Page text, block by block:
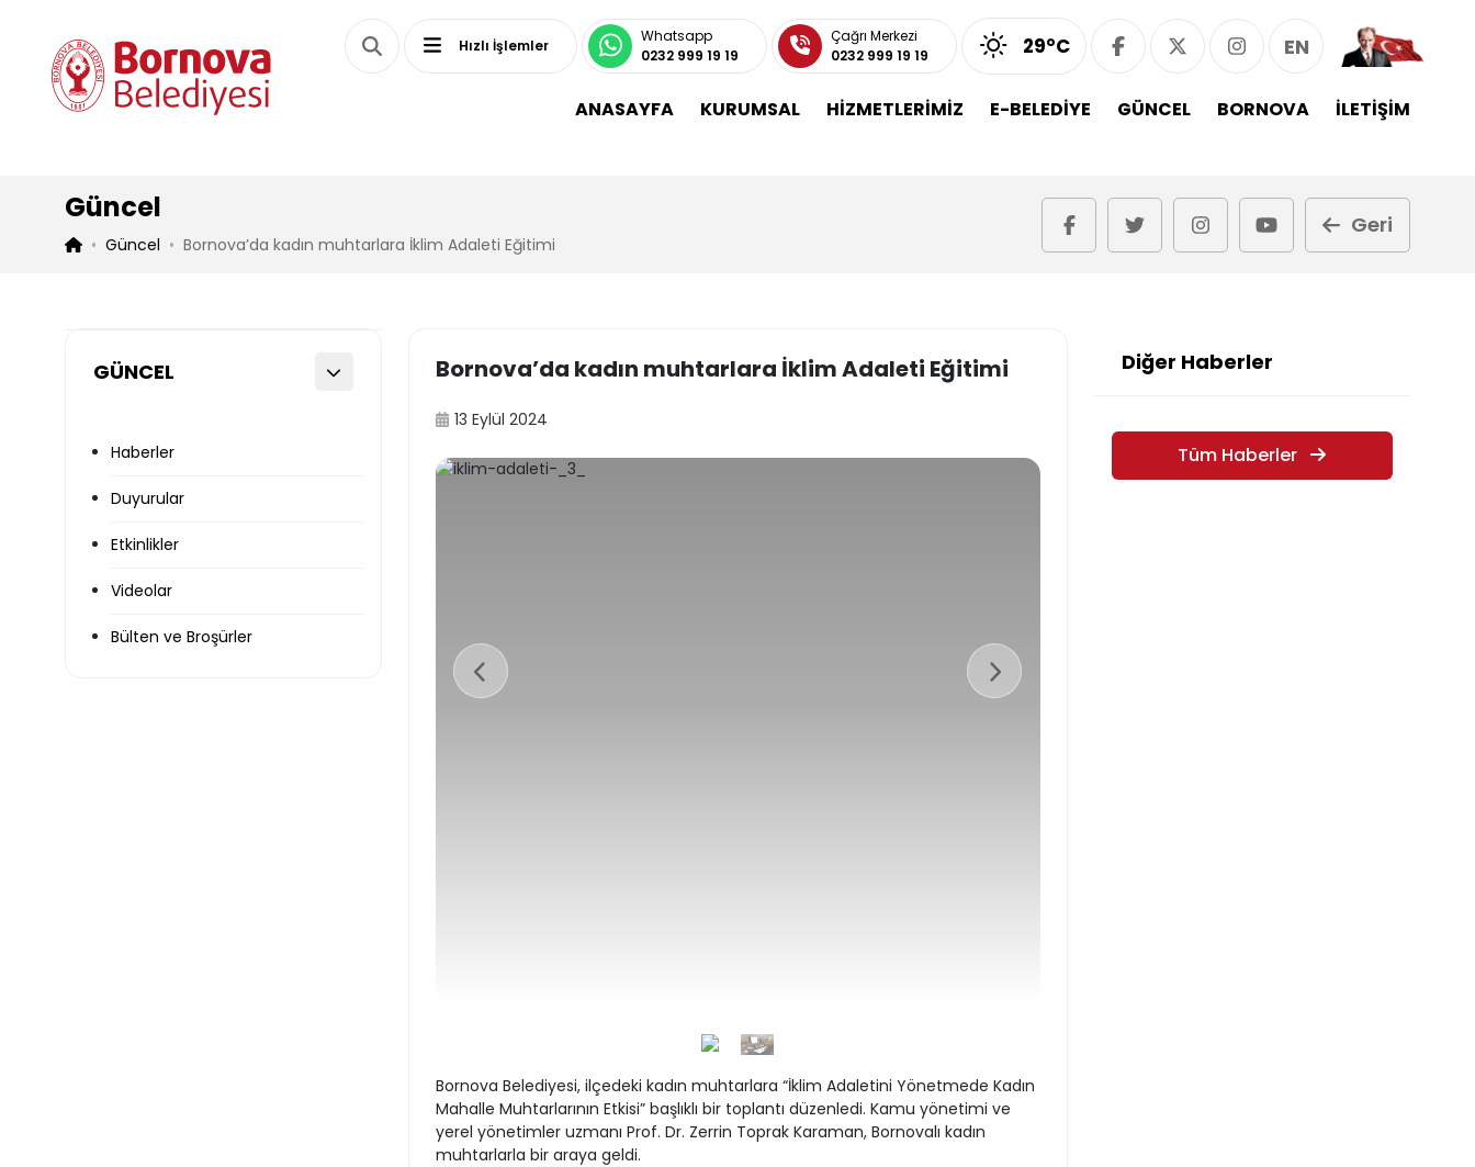
Hızlı İşlemler
Whatsapp
0232 999 19 19
Çağrı Merkezi
0232 999 19 19
29°C EN
ANASAYFA KURUMSAL HİZMETLERİMİZ E-BELEDİYE GÜNCEL BORNOVA İLETİŞİM
Güncel
Güncel Bornova’da kadın muhtarlara İklim Adaleti Eğitimi
Geri
GÜNCEL
Haberler
Duyurular
Etkinlikler
Videolar
Bülten ve Broşürler
Bornova’da kadın muhtarlara İklim Adaleti Eğitimi
13 Eylül 2024
Bornova Belediyesi, ilçedeki kadın muhtarlara “İklim Adaletini Yönetmede Kadın
Mahalle Muhtarlarının Etkisi” başlıklı bir toplantı düzenledi. Kamu yönetimi ve
yerel yönetimler uzmanı Prof. Dr. Zerrin Toprak Karaman, Bornovalı kadın
muhtarlarla bir araya geldi.
Diğer Haberler
Tüm Haberler